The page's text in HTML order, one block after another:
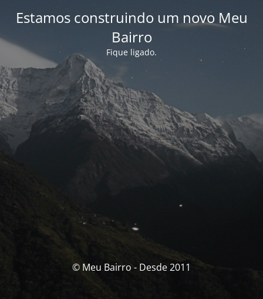
Estamos construindo um novo Meu
Bairro
Fique ligado.
© Meu Bairro - Desde 2011